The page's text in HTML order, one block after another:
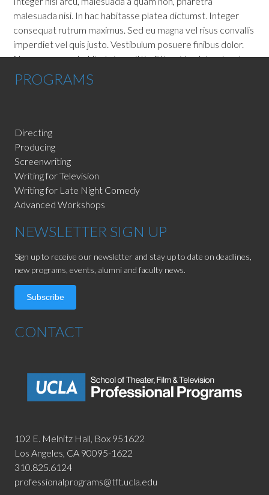
malesuada nisi. In hac habitasse platea dictumst. Integer
consequat rutrum maximus. Sed eu magna vel risus convallis
imperdiet vel quis justo. Vestibulum posuere finibus dolor.
Nunc consequat ut ligula in sagittis. Etiam id pulvinar leo, in
scelerisque enim. Morbi ante est, tempor id eros sit amet,
tincidunt scelerisque augue.
PROGRAMS
Directing
Producing
Screenwriting
Writing for Television
Writing for Late Night Comedy
Advanced Workshops
NEWSLETTER SIGN UP
Sign up to receive our newsletter and stay up to date on deadlines,
new programs, events, alumni and faculty news.
Subscribe
CONTACT
102 E. Melnitz Hall, Box 951622
Los Angeles, CA 90095-1622
310.825.6124
professionalprograms@tft.ucla.edu